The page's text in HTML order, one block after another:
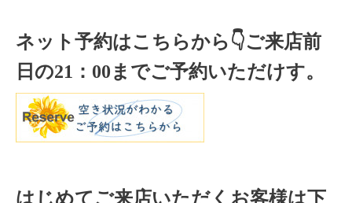
ネット予約はこちらから👇ご来店前
日の21 ： 00までご予約いただけす。
はじめてご来店いただくお客様は下